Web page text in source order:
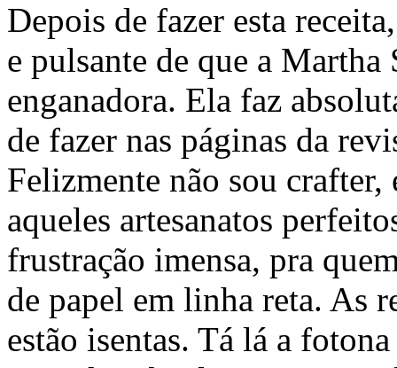
Depois de fazer esta
e pulsante de que a Martha
enganadora. Ela faz
de fazer nas páginas da
Felizmente não sou crafter,
aqueles artesanatos
frustração imensa, pra
de papel em linha reta. As
estão isentas. Tá lá a